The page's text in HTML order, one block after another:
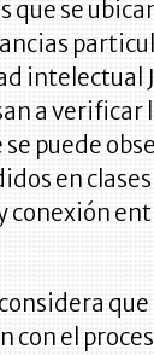
que se
intelectual
a
se puede
en
conexión
con el